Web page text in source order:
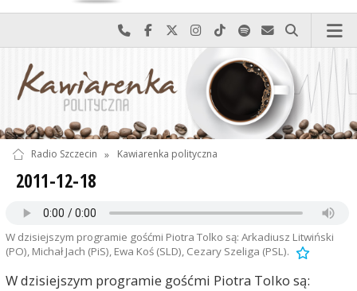
Najlepiej po prostu do nas zadzwoń
Odwiedź nas na Facebook-u
Odwiedź nas na X
Odwiedź nas na Instagram-ie
Odwiedź nas na TikTok-u
Szukaj nas na Spotify
Wyślij do nas
Szukaj
Radio Szczecin » Kawiarenka polityczna
2011-12-18
W dzisiejszym programie gośćmi Piotra Tolko są: Arkadiusz Litwiński
(PO), Michał Jach (PiS), Ewa Koś (SLD), Cezary Szeliga (PSL).
W dzisiejszym programie gośćmi Piotra Tolko są: